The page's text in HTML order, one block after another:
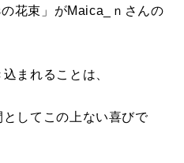
の花束」がMaica_
ｎさんの
まれることは、
してこの上ない喜びで